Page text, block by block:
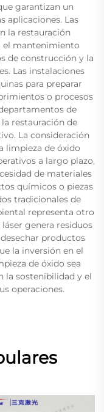
garantizan un
aplicaciones. Las
la restauración
el mantenimiento
de construcción y la
Las instalaciones
para preparar
o procesos
de
restauración de
La consideración
limpieza de óxido
a largo plazo,
de materiales
químicos o piezas
tradicionales de
representa otro
genera residuos
productos
la inversión en el
de óxido sea
la sostenibilidad y el
operaciones.